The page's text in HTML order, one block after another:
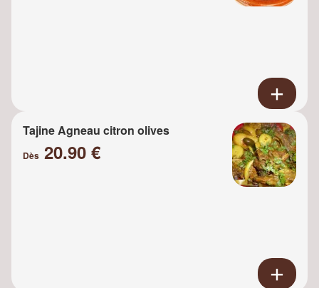
Tajine Agneau citron olives
Dès 20.90 €